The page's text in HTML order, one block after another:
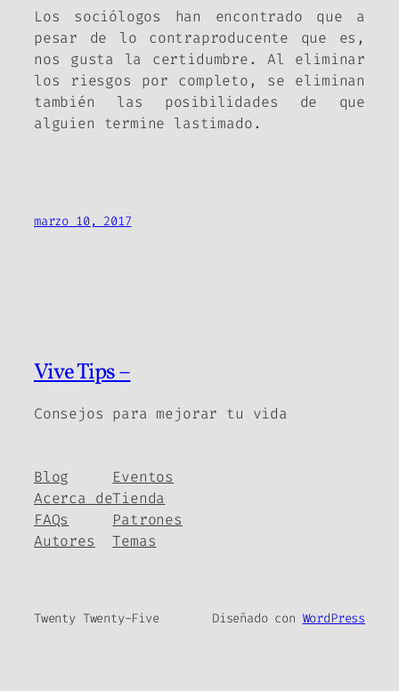
Los sociólogos han encontrado que a
pesar de lo contraproducente que es,
nos gusta la certidumbre. Al eliminar
los riesgos por completo, se eliminan
también las posibilidades de que
alguien termine lastimado.
marzo 10, 2017
Vive Tips –
Consejos para mejorar tu vida
Blog
Acerca de
FAQs
Autores
Eventos
Tienda
Patrones
Temas
Twenty Twenty-Five Diseñado con WordPress